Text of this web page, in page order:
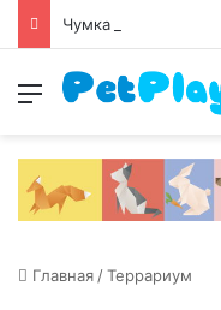
Чумка у собак
Меню
Главная /Террариум